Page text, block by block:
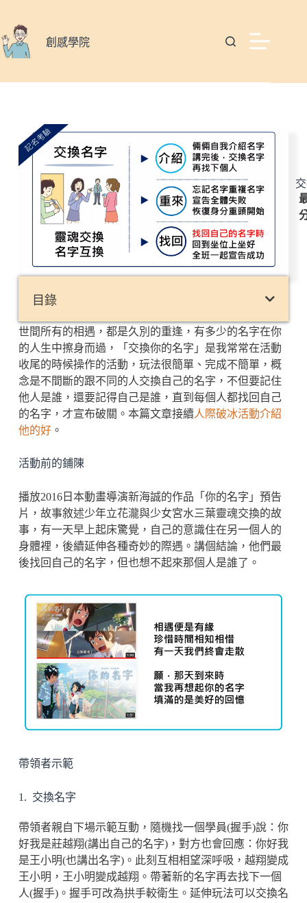
創感學院
目錄
世間所有的相遇，都是久別的重逢，有多少的名字在你
的人生中擦身而過，「交換你的名字」是我常常在活動
收尾的時候操作的活動，玩法很簡單、完成不簡單，概
念是不間斷的跟不同的人交換自己的名字，不但要記住
他人是誰，還要記得自己是誰，直到每個人都找回自己
的名字，才宣布破關。本篇文章接續人際破冰活動介紹
他的好。
活動前的鋪陳
播放2016日本動畫導演新海誠的作品「你的名字」預告
片，故事敘述少年立花瀧與少女宮水三葉靈魂交換的故
事，有一天早上起床驚覺，自己的意識住在另一個人的
身體裡，後續延伸各種奇妙的際遇。講個結論，他們最
後找回自己的名字，但也想不起來那個人是誰了。
帶領者示範
1. 交換名字
帶領者親自下場示範互動，隨機找一個學員(握手)說：你
好我是莊越翔(講出自己的名字)，對方也會回應：你好我
是王小明(也講出名字)。此刻互相相望深呼吸，越翔變成
王小明，王小明變成越翔。帶著新的名字再去找下一個
人(握手)。握手可改為拱手較衛生。延伸玩法可以交換名